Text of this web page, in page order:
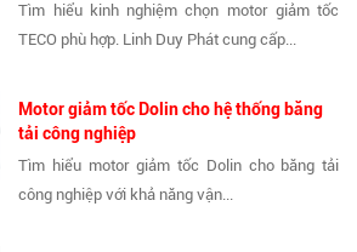
Tìm hiểu kinh nghiệm chọn motor giảm tốc
TECO phù hợp. Linh Duy Phát cung cấp...
Motor giảm tốc Dolin cho hệ thống băng
tải công nghiệp
Tìm hiểu motor giảm tốc Dolin cho băng tải
công nghiệp với khả năng vận...